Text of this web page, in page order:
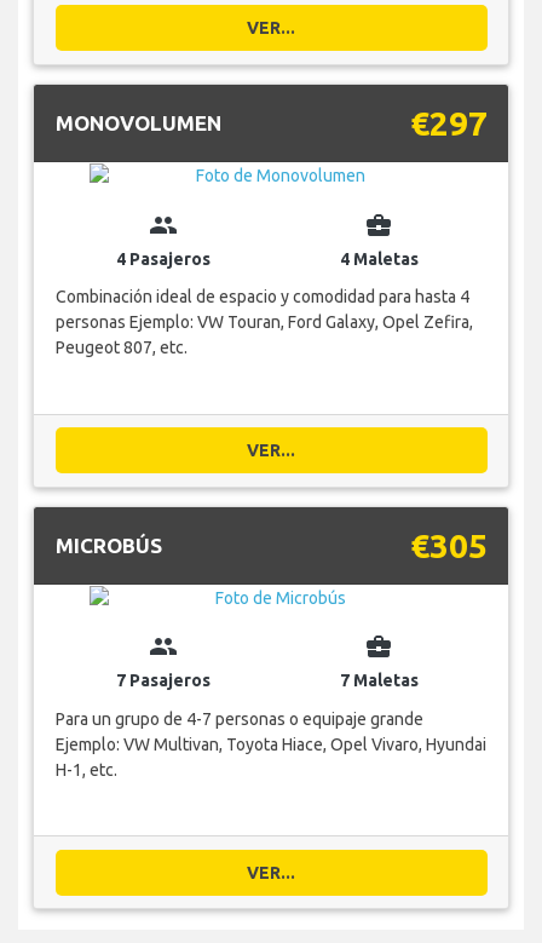
VER...
MONOVOLUMEN €297
group
4 Pasajeros
business_center
4 Maletas
Combinación ideal de espacio y comodidad para hasta 4
personas Ejemplo: VW Touran, Ford Galaxy, Opel Zefira,
Peugeot 807, etc.
VER...
MICROBÚS €305
group
7 Pasajeros
business_center
7 Maletas
Para un grupo de 4-7 personas o equipaje grande
Ejemplo: VW Multivan, Toyota Hiace, Opel Vivaro, Hyundai
H-1, etc.
VER...